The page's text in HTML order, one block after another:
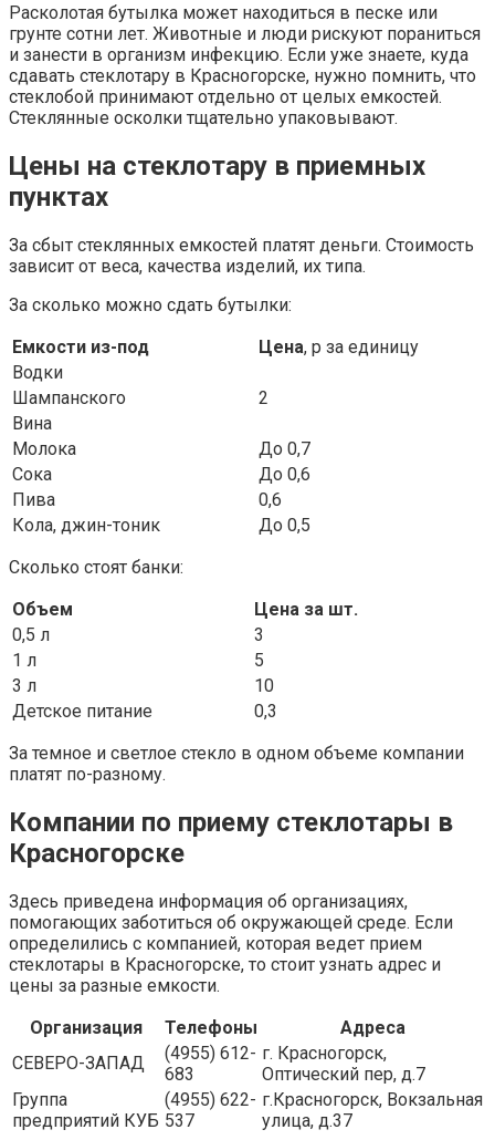
Расколотая бутылка может находиться в песке или
грунте сотни лет. Животные и люди рискуют пораниться
и занести в организм инфекцию. Если уже знаете, куда
сдавать стеклотару в Красногорске, нужно помнить, что
стеклобой принимают отдельно от целых емкостей.
Стеклянные осколки тщательно упаковывают.
Цены на стеклотару в приемных
пунктах
За сбыт стеклянных емкостей платят деньги. Стоимость
зависит от веса, качества изделий, их типа.
За сколько можно сдать бутылки:
Емкости из-под
Цена, р за единицу
Водки
2
Шампанского
Вина
Молока
До 0,7
Сока
До 0,6
Пива
0,6
Кола, джин-тоник
До 0,5
Сколько стоят банки:
Объем
Цена за шт.
0,5 л
3
1 л
5
3 л
10
Детское питание
0,3
За темное и светлое стекло в одном объеме компании
платят по-разному.
Компании по приему стеклотары в
Красногорске
Здесь приведена информация об организациях,
помогающих заботиться об окружающей среде. Если
определились с компанией, которая ведет прием
стеклотары в Красногорске, то стоит узнать адрес и
цены за разные емкости.
Организация
Телефоны
Адреса
СЕВЕРО-ЗАПАД
(4955) 612-
683
г. Красногорск,
Оптический пер, д.7
Группа
предприятий КУБ
(4955) 622-
537
г.Красногорск, Вокзальная
улица, д.37